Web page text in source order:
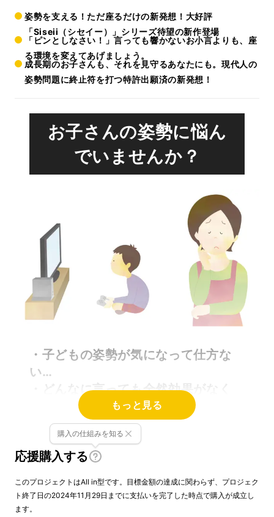
姿勢を支える！ただ座るだけの新発想！大好評
「Siseii（シセイー）」シリーズ待望の新作登場
「ピンとしなさい！」言っても響かないお小言よりも、座
る環境を変えてあげましょう。
成長期のお子さんも、それを見守るあなたにも。現代人の
姿勢問題に終止符を打つ特許出願済の新発想！
お子さんの姿勢に悩ん
でいませんか？
・子どもの姿勢が気になって仕方な
い…
・どんなに言っても全然効果がなく
て、もう泣きたい…
・子どもの猫背、将来に影響しないか
心配…
よね。私たち大人だって難しいんですから、お
もっと見る
応援購入する
購入の仕組みを知る
このプロジェクトはAll in型です。目標金額の達成に関わらず、プロジェク
ト終了日の2024年11月29日までに支払いを完了した時点で購入が成立し
ます。